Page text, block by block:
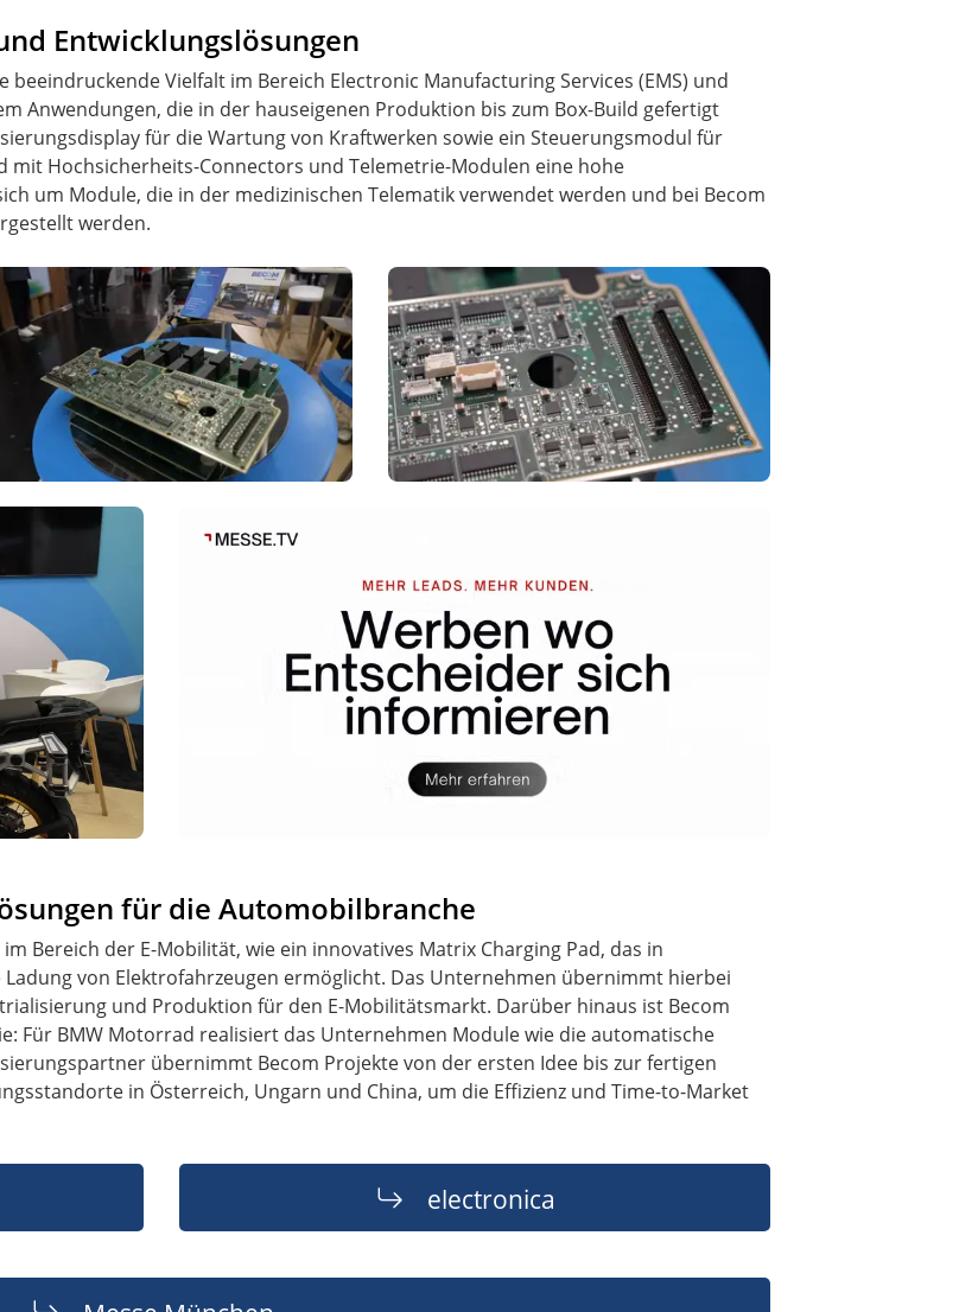
Entwicklungslösungen
Vielfalt im Bereich Electronic Manufacturing Services (EMS) und
Anwendungen, die in der hauseigenen Produktion bis zum Box-Build gefertigt
für die Wartung von Kraftwerken sowie ein Steuerungsmodul für
mit Hochsicherheits-Connectors und Telemetrie-Modulen eine hohe
um Module, die in der medizinischen Telematik verwendet werden und bei Becom
werden.
für die Automobilbranche
Bereich der E-Mobilität, wie ein innovatives Matrix Charging Pad, das in
von Elektrofahrzeugen ermöglicht. Das Unternehmen übernimmt hierbei
und Produktion für den E-Mobilitätsmarkt. Darüber hinaus ist Becom
Für BMW Motorrad realisiert das Unternehmen Module wie die automatische
übernimmt Becom Projekte von der ersten Idee bis zur fertigen
in Österreich, Ungarn und China, um die Effizienz und Time-to-Market
electronica